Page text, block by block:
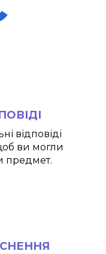
відповіді
ви могли
предмет.